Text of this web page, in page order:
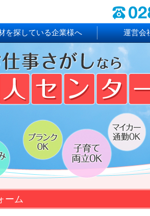
を探している企業様へ 運営会
ーム